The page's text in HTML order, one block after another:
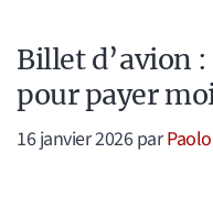
Billet d’avion
pour payer
16 janvier 2026par